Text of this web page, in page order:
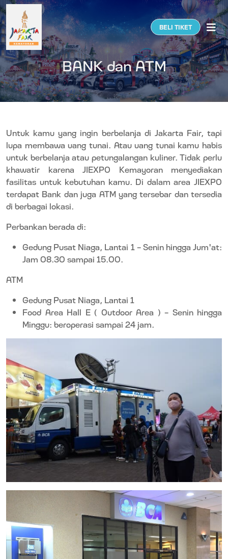
BELI TIKET
BANK dan ATM
Untuk kamu yang ingin berbelanja di Jakarta Fair, tapi
lupa membawa uang tunai. Atau uang tunai kamu habis
untuk berbelanja atau petungalangan kuliner. Tidak perlu
khawatir karena JIEXPO Kemayoran menyediakan
fasilitas untuk kebutuhan kamu. Di dalam area JIEXPO
terdapat Bank dan juga ATM yang tersebar dan tersedia
di berbagai lokasi.
Perbankan berada di:
Gedung Pusat Niaga, Lantai 1 - Senin hingga Jum'at:
Jam 08.30 sampai 15.00.
ATM
Gedung Pusat Niaga, Lantai 1
Food Area Hall E ( Outdoor Area ) - Senin hingga
Minggu: beroperasi sampai 24 jam.